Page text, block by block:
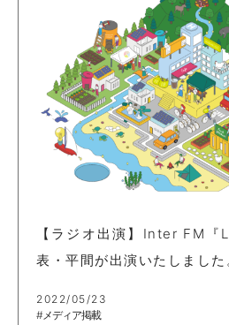
【ラジオ出演】Inter FM
表・平間が出演いたしました
2022/05/23
#メディア掲載